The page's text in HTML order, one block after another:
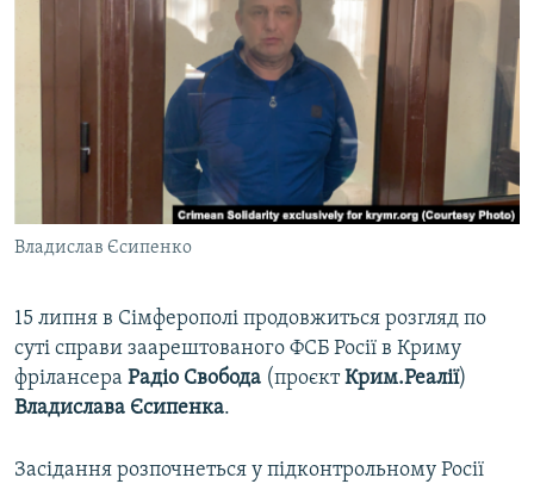
СПЕЦПРОЕКТИ
ВІДЕОУРОКИ «ELIFBE»
СВІДЧЕННЯ ОКУПАЦІЇ
УКРАЇНСЬКА ПРОБЛЕМА КРИМУ
ІНФОГРАФІКА
ЯК ОБІЙТИ БЛОКУВАННЯ
Русский
ДОЛУЧАЙСЯ!
Усі сайти RFE/RL
Владислав Єсипенко
15 липня в Сімферополі продовжиться розгляд по
суті справи заарештованого ФСБ Росії в Криму
фрілансера Радіо Свобода (проєктКрим.Реалії)
Владислава Єсипенка.
Засідання розпочнеться у підконтрольному Росії